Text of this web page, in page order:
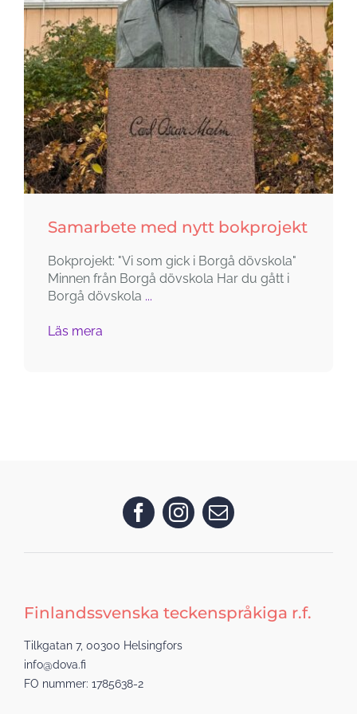
Samarbete med nytt bokprojekt
Bokprojekt: "Vi som gick i Borgå dövskola"
Minnen från Borgå dövskola Har du gått i
Borgå dövskola ...
Läs mera
Finlandssvenska teckenspråkiga r.f.
Tilkgatan 7, 00300 Helsingfors
info@dova.fi
FO nummer: 1785638-2